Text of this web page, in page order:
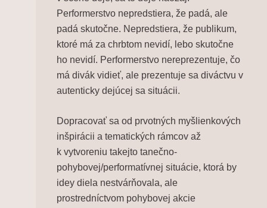
Performerstvo nepredstiera, že padá, ale
padá skutočne. Nepredstiera, že publikum,
ktoré má za chrbtom nevidí, lebo skutočne
ho nevidí. Performerstvo nereprezentuje, čo
má divák vidieť, ale prezentuje sa diváctvu v
autenticky dejúcej sa situácii.
Dopracovať sa od prvotných myšlienkových
inšpirácii a tematických rámcov až
k vytvoreniu takejto tanečno-
pohybovej/performatívnej situácie, ktorá by
idey diela nestvárňovala, ale
prostredníctvom pohybovej akcie